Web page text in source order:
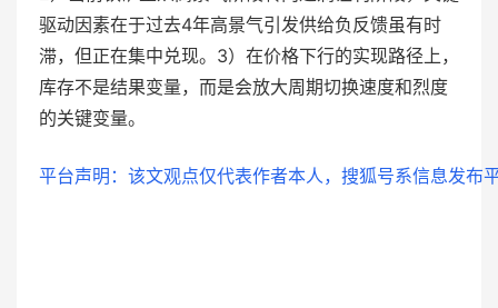
驱动因素在于过去4年高景气引发供给负反馈虽有时
滞，但正在集中兑现。3）在价格下行的实现路径上，
库存不是结果变量，而是会放大周期切换速度和烈度
的关键变量。
平台声明：该文观点仅代表作者本人，搜狐号系信息发布